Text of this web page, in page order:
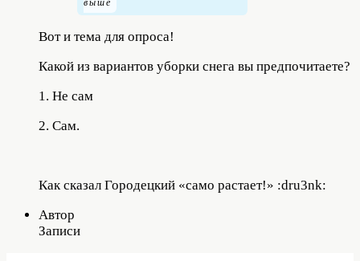
Вот и тема для опроса!
Какой из вариантов уборки снега вы предпочитаете?
1. Не сам
2. Сам.
Как сказал Городецкий «само растает!» :dru3nk:
Автор
Записи